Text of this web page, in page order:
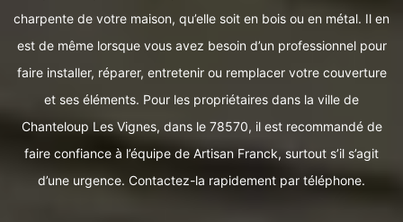
charpente de votre maison, qu’elle soit en bois ou en métal. Il en
est de même lorsque vous avez besoin d’un professionnel pour
faire installer, réparer, entretenir ou remplacer votre couverture
et ses éléments. Pour les propriétaires dans la ville de
Chanteloup Les Vignes, dans le 78570, il est recommandé de
faire confiance à l’équipe de Artisan Franck, surtout s’il s’agit
d’une urgence. Contactez-la rapidement par téléphone.